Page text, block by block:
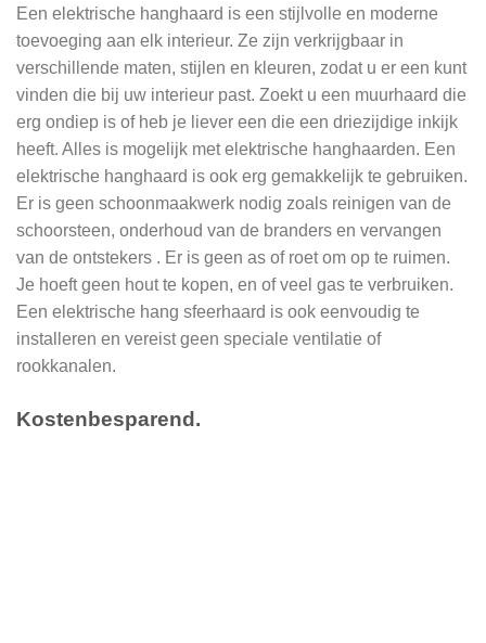
Een elektrische hanghaard is een stijlvolle en moderne
toevoeging aan elk interieur. Ze zijn verkrijgbaar in
verschillende maten, stijlen en kleuren, zodat u er een kunt
vinden die bij uw interieur past. Zoekt u een muurhaard die
erg ondiep is of heb je liever een die een driezijdige inkijk
heeft. Alles is mogelijk met elektrische hanghaarden. Een
elektrische hanghaard is ook erg gemakkelijk te gebruiken.
Er is geen schoonmaakwerk nodig zoals reinigen van de
schoorsteen, onderhoud van de branders en vervangen
van de ontstekers . Er is geen as of roet om op te ruimen.
Je hoeft geen hout te kopen, en of veel gas te verbruiken.
Een elektrische hang sfeerhaard is ook eenvoudig te
installeren en vereist geen speciale ventilatie of
rookkanalen.
Kostenbesparend.